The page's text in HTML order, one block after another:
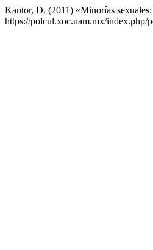
Kantor, D. (2011) «Minorías
https://polcul.xoc.uam.mx/index.php/